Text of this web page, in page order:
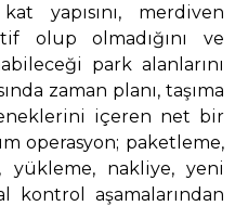
yapısını, merdiven
olup olmadığını ve
park alanlarını
zaman planı, taşıma
içeren net bir
operasyon; paketleme,
yükleme, nakliye, yeni
kontrol aşamalarından